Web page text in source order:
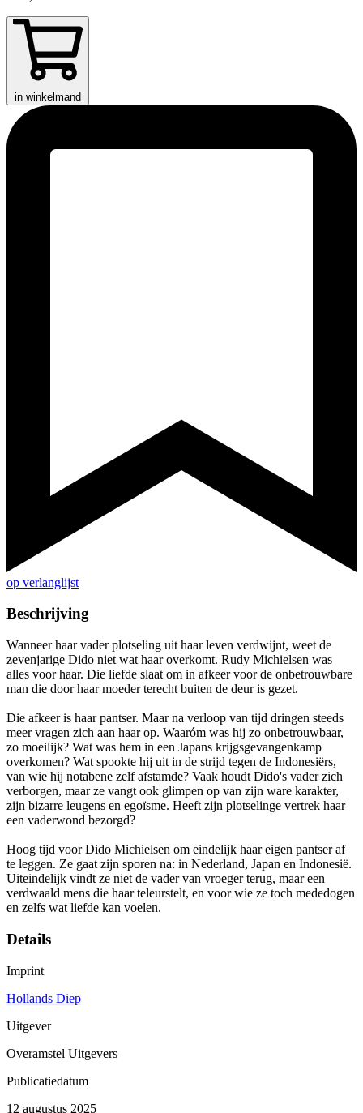
in winkelmand
op verlanglijst
Beschrijving
Wanneer haar vader plotseling uit haar leven verdwijnt, weet de
zevenjarige Dido niet wat haar overkomt. Rudy Michielsen was
alles voor haar. Die liefde slaat om in afkeer voor de onbetrouwbare
man die door haar moeder terecht buiten de deur is gezet.
Die afkeer is haar pantser. Maar na verloop van tijd dringen steeds
meer vragen zich aan haar op. Waaróm was hij zo onbetrouwbaar,
zo moeilijk? Wat was hem in een Japans krijgsgevangenkamp
overkomen? Wat spookte hij uit in de strijd tegen de Indonesiërs,
van wie hij notabene zelf afstamde? Vaak houdt Dido's vader zich
verborgen, maar ze vangt ook glimpen op van zijn ware karakter,
zijn bizarre leugens en egoïsme. Heeft zijn plotselinge vertrek haar
een vaderwond bezorgd?
Hoog tijd voor Dido Michielsen om eindelijk haar eigen pantser af
te leggen. Ze gaat zijn sporen na: in Nederland, Japan en Indonesië.
Uiteindelijk vindt ze niet de vader van vroeger terug, maar een
verdwaald mens die haar teleurstelt, en voor wie ze toch mededogen
en zelfs wat liefde kan voelen.
Details
Imprint
Hollands Diep
Uitgever
Overamstel Uitgevers
Publicatiedatum
12 augustus 2025